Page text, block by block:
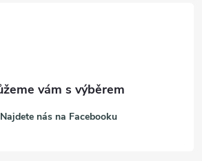
Najdete nás na Facebooku